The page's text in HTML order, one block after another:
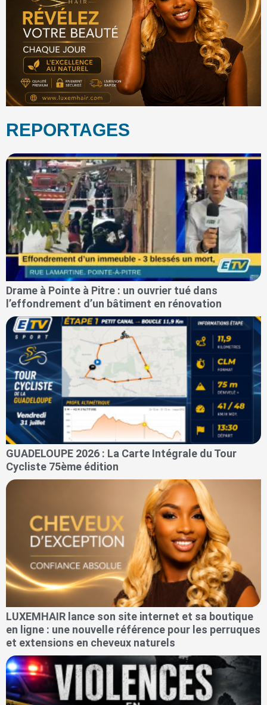
REPORTAGES
Drame à Pointe à Pitre : un ouvrier tué dans
l’effondrement d’un bâtiment en rénovation
GUADELOUPE 2026 : La Carte Intégrale du Tour
Cycliste 75ème édition
LUXEMHAIR lance son site internet et sa boutique
en ligne : une nouvelle référence pour les perruques
et extensions en cheveux naturels